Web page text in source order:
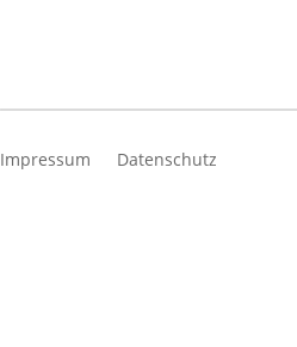
Impressum Datenschutz